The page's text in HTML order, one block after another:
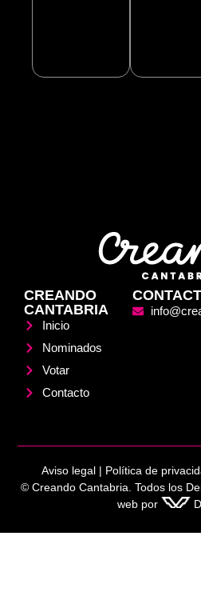
CREANDO
CANTABRIA
Inicio
Nominados
Votar
Contacto
© Creando Cantabria. Todos los
webpor
Aviso legal| Política de